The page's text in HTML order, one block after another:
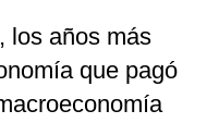
los años más
que pagó